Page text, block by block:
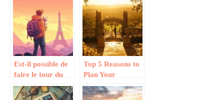
Torres del Paine
en 2025
conseils d’experts
pour un voyage
réussi
Est-il possible de
faire le tour du
monde avec son
chat ? Les pays
Top 5 Reasons to
Plan Your
Destination
Wedding in